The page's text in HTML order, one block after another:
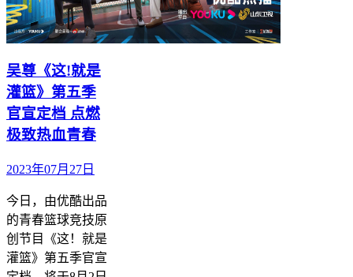
吴尊《这!就是
灌篮》第五季
官宣定档 点燃
极致热血青春
2023年07月27日
今日，由优酷出品
的青春篮球竞技原
创节目《这！就是
灌篮》第五季官宣